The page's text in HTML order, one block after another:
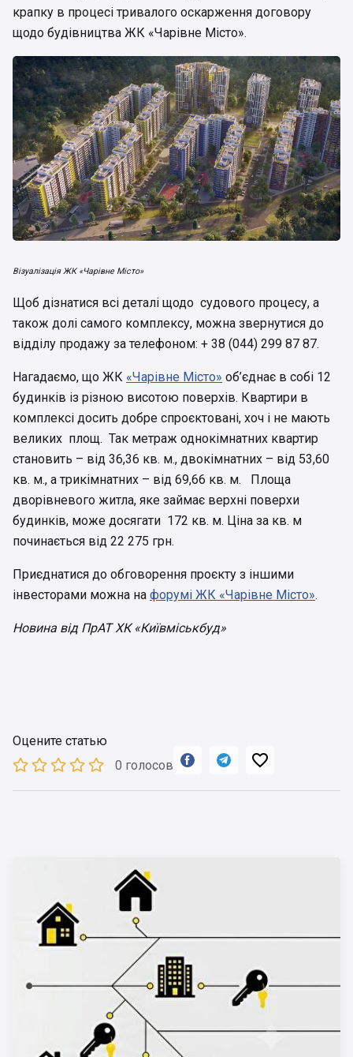
крапку в процесі тривалого оскарження договору
щодо будівництва ЖК «Чарівне Місто».
Візуалізація ЖК «Чарівне Місто»
Щоб дізнатися всі деталі щодо судового процесу, а
також долі самого комплексу, можна звернутися до
відділу продажу за телефоном: + 38 (044) 299 87 87.
Нагадаємо, що ЖК «Чарівне Місто» об’єднає в собі 12
будинків із різною висотою поверхів. Квартири в
комплексі досить добре спроєктовані, хоч і не мають
великих площ. Так метраж однокімнатних квартир
становить – від 36,36 кв. м., двокімнатних – від 53,60
кв. м., а трикімнатних – від 69,66 кв. м. Площа
дворівневого житла, яке займає верхні поверхи
будинків, може досягати 172 кв. м. Ціна за кв. м
починається від 22 275 грн.
Приєднатися до обговорення проєкту з іншими
інвесторами можна на форумі ЖК «Чарівне Місто».
Новина від ПрАТ ХК «Київміськбуд»
Оцените статью
0 голосов
  